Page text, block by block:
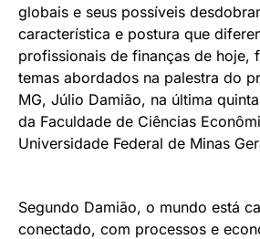
globais e seus possíveis
característica e postura que
profissionais de finanças de hoje,
temas abordados na palestra do
MG, Júlio Damião, na última
da Faculdade de Ciências
Universidade Federal de Minas
Segundo Damião, o mundo está
conectado, com processos e